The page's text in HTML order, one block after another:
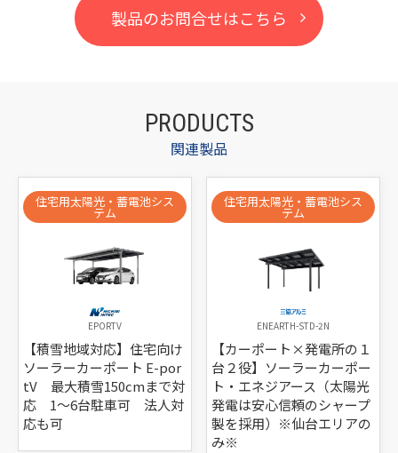
製品のお問合せはこちら
PRODUCTS
関連製品
住宅用太陽光・蓄電池シス
テム
EPORTV
【積雪地域対応】住宅向け
ソーラーカーポート E-por
tV 最大積雪150cmまで対
応 1～6台駐車可 法人対
応も可
住宅用太陽光・蓄電池シス
テム
ENEARTH-STD-2N
【カーポート×発電所の１
台２役】ソーラーカーポー
ト・エネジアース（太陽光
発電は安心信頼のシャープ
製を採用）※仙台エリアの
み※